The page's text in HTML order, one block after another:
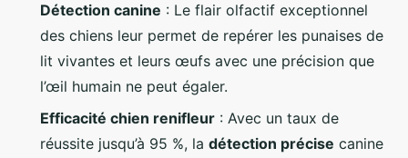
Détection canine : Le flair olfactif exceptionnel
des chiens leur permet de repérer les punaises de
lit vivantes et leurs œufs avec une précision que
l’œil humain ne peut égaler.
Efficacité chien renifleur : Avec un taux de
réussite jusqu’à 95 %, la détection précise canine